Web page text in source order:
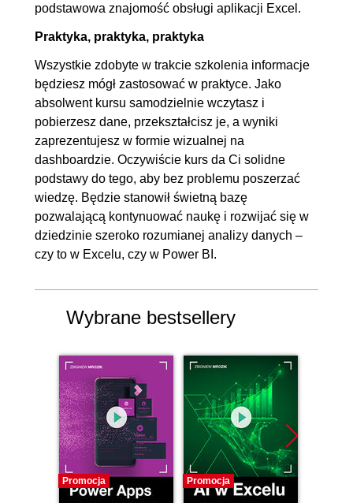
Countrows
11.7. Distinctcount, Min, Max
11.9. Calculate
00:08:05
11.10. All
11.11. Dateadd
00:15:24
12. Standardowe wizualizacje 01:03:13
12.1. Formatowanie stron
00:04:34
12.2. Karta, karta z wieloma
wierszami
00:06:47
12.4. Style
12.5. Fragmentator
00:06:42
12.6. Interakcje między
wizualizacjami
00:07:33
12.7. Mapa
00:02:58
12.8. Kartogram
00:03:20
12.9. Mapa drzewa
00:02:51
12.10. Wykres wstążkowy
00:03:30
podstawowa znajomość obsługi aplikacji Excel.
Praktyka, praktyka, praktyka
Wszystkie zdobyte w trakcie szkolenia informacje
będziesz mógł zastosować w praktyce. Jako
absolwent kursu samodzielnie wczytasz i
pobierzesz dane, przekształcisz je, a wyniki
zaprezentujesz w formie wizualnej na
dashboardzie. Oczywiście kurs da Ci solidne
podstawy do tego, aby bez problemu poszerzać
wiedzę. Będzie stanowił świetną bazę
pozwalającą kontynuować naukę i rozwijać się w
dziedzinie szeroko rozumianej analizy danych –
czy to w Excelu, czy w Power BI.
Wybrane bestsellery
Promocja Promocja